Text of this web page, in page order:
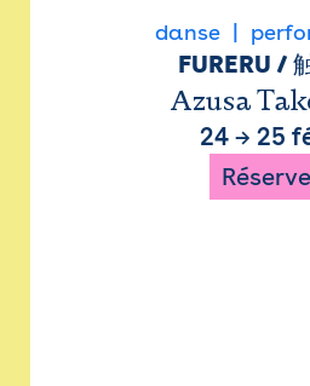
danse
FURERU /
Azusa
24→ 25